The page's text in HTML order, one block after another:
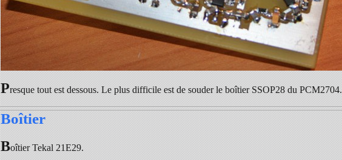
Presque tout est dessous. Le plus difficile est de souder le boîtier SSOP28 du PCM2704.
Boîtier
Boîtier Tekal 21E29.